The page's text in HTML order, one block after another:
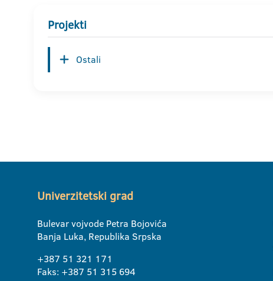
Projekti
Ostali
Univerzitetski grad
Bulevar vojvode Petra Bojovića
Banja Luka, Republika Srpska
+387 51 321 171
Faks: +387 51 315 694